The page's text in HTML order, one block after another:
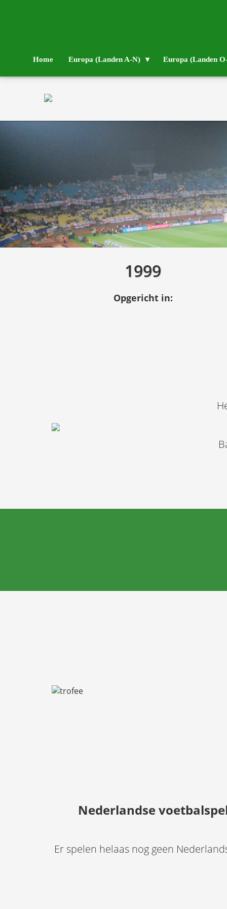
Home Europa (Landen A-N) Europa (Landen
1999
Opgericht in:
Nederlandse
Er spelen helaas nog geen